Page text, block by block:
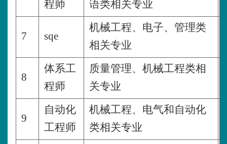
程师 语类相关专业
7 sqe
机械工程、电子、管理类
相关专业
8
体系工
程师
质量管理、机械工程类相
关专业
9
自动化
工程师
机械工程、电气和自动化
类相关专业